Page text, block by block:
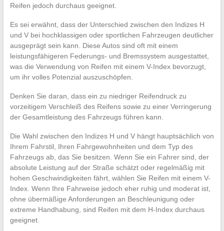
Reifen jedoch durchaus geeignet.
Es sei erwähnt, dass der Unterschied zwischen den Indizes H
und V bei hochklassigen oder sportlichen Fahrzeugen deutlicher
ausgeprägt sein kann. Diese Autos sind oft mit einem
leistungsfähigeren Federungs- und Bremssystem ausgestattet,
was die Verwendung von Reifen mit einem V-Index bevorzugt,
um ihr volles Potenzial auszuschöpfen.
Denken Sie daran, dass ein zu niedriger Reifendruck zu
vorzeitigem Verschleiß des Reifens sowie zu einer Verringerung
der Gesamtleistung des Fahrzeugs führen kann.
Die Wahl zwischen den Indizes H und V hängt hauptsächlich von
Ihrem Fahrstil, Ihren Fahrgewohnheiten und dem Typ des
Fahrzeugs ab, das Sie besitzen. Wenn Sie ein Fahrer sind, der
absolute Leistung auf der Straße schätzt oder regelmäßig mit
hohen Geschwindigkeiten fährt, wählen Sie Reifen mit einem V-
Index. Wenn Ihre Fahrweise jedoch eher ruhig und moderat ist,
ohne übermäßige Anforderungen an Beschleunigung oder
extreme Handhabung, sind Reifen mit dem H-Index durchaus
geeignet.